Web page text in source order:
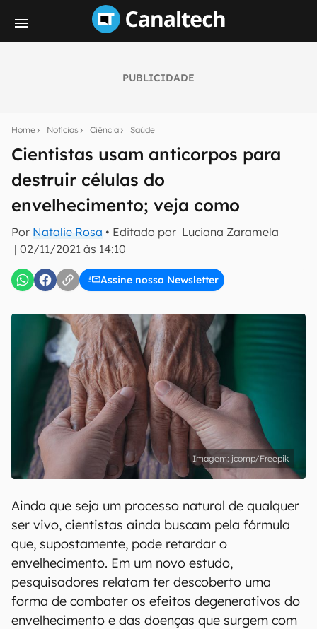
PUBLICIDADE
Home Notícias Ciência Saúde
Cientistas usam anticorpos para
destruir células do
envelhecimento; veja como
Por Natalie Rosa • Editado por Luciana Zaramela
| 02/11/2021 às 14:10
Assine nossa Newsletter
notícias e reviews sobre tecnologia em primeira
mão.
E-mail
inscreva-se
Confirmo que li, aceito e concordo com os Termos de
Uso e Política de Privacidade do Canaltech.
jcomp/Freepik
Ainda que seja um processo natural de qualquer
ser vivo, cientistas ainda buscam pela fórmula
que, supostamente, pode retardar o
envelhecimento. Em um novo estudo,
pesquisadores relatam ter descoberto uma
forma de combater os efeitos degenerativos do
envelhecimento e das doenças que surgem com